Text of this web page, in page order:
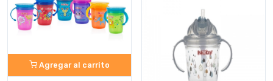
Agregar al carrito